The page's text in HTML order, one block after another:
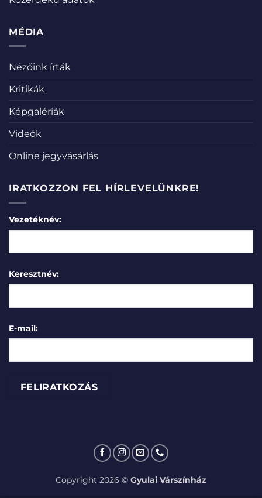
MÉDIA
Nézőink írták
Kritikák
Képgalériák
Videók
Online jegyvásárlás
IRATKOZZON FEL HÍRLEVELÜNKRE!
Vezetéknév:
Keresztnév:
E-mail:
Copyright 2026 © Gyulai Várszínház